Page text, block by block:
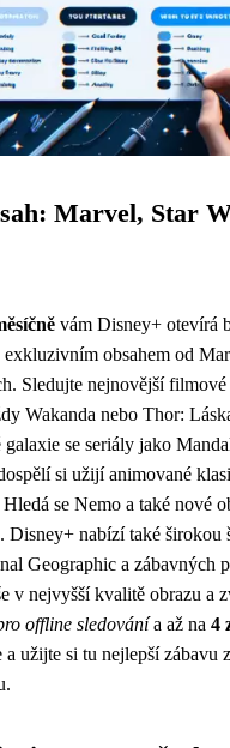
Marvel, Star
vám Disney+ otevírá
exkluzivním obsahem od
Sledujte nejnovější
Wakanda nebo Thor:
galaxie se seriály jako
si užijí animované
se Nemo a také nové
Disney+ nabízí také širokou
Geographic a zábavných
v nejvyšší kvalitě obrazu a
offline sledovánía až na 4
a užijte si tu nejlepší zábavu